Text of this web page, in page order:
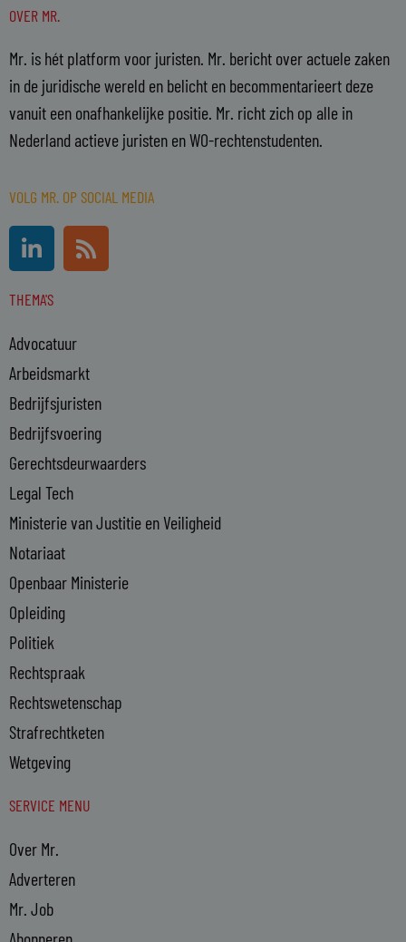
OVER MR.
Mr. is hét platform voor juristen. Mr. bericht over actuele zaken
in de juridische wereld en belicht en becommentarieert deze
vanuit een onafhankelijke positie. Mr. richt zich op alle in
Nederland actieve juristen en WO-rechtenstudenten.
VOLG MR. OP SOCIAL MEDIA
i
k
d
i
n
-
i
n
R
s
THEMA'S
Advocatuur
Arbeidsmarkt
Bedrijfsjuristen
Bedrijfsvoering
Gerechtsdeurwaarders
Legal Tech
Ministerie van Justitie en Veiligheid
Notariaat
Openbaar Ministerie
Opleiding
Politiek
Rechtspraak
Rechtswetenschap
Strafrechtketen
Wetgeving
SERVICE MENU
Over Mr.
Adverteren
Mr. Job